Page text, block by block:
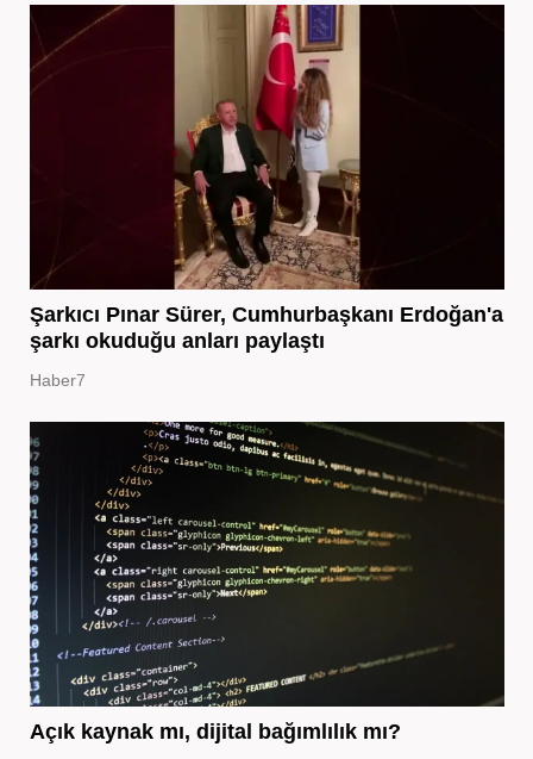
Şarkıcı Pınar Sürer, Cumhurbaşkanı Erdoğan'a
şarkı okuduğu anları paylaştı
Haber7
Açık kaynak mı, dijital bağımlılık mı?